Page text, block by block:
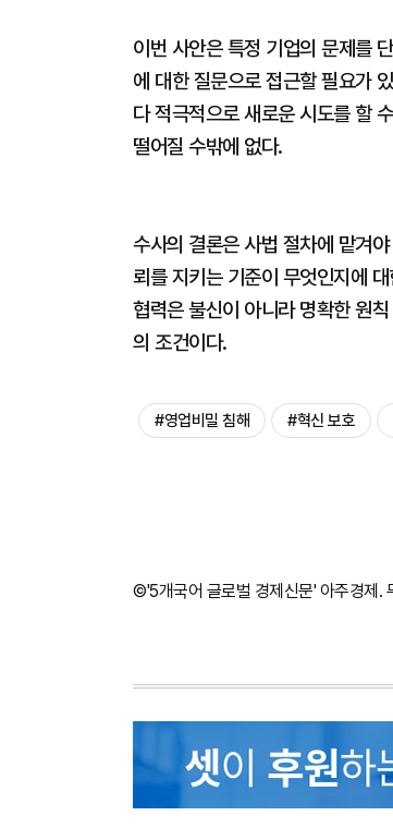
이번 사안은 특정 기업의 문제를
에 대한 질문으로 접근할 필요가
다 적극적으로 새로운 시도를 할
떨어질 수밖에 없다.
수사의 결론은 사법 절차에 맡겨
뢰를 지키는 기준이 무엇인지에
협력은 불신이 아니라 명확한 원
의 조건이다.
#영업비밀 침해 #혁신 보호
©'5개국어 글로벌 경제신문' 아주경제.